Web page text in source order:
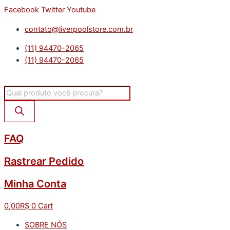
Ir
conteúdo
Facebook Twitter Youtube
contato@liverpoolstore.com.br
(11) 94470-2065
(11) 94470-2065
Pesquisar
produtos
FAQ
Rastrear Pedido
Minha Conta
0,00R$ 0 Cart
SOBRE NÓS